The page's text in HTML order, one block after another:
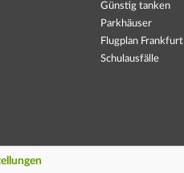
Günstig tanken
Parkhäuser
Flugplan Frankfurt
Schulausfälle